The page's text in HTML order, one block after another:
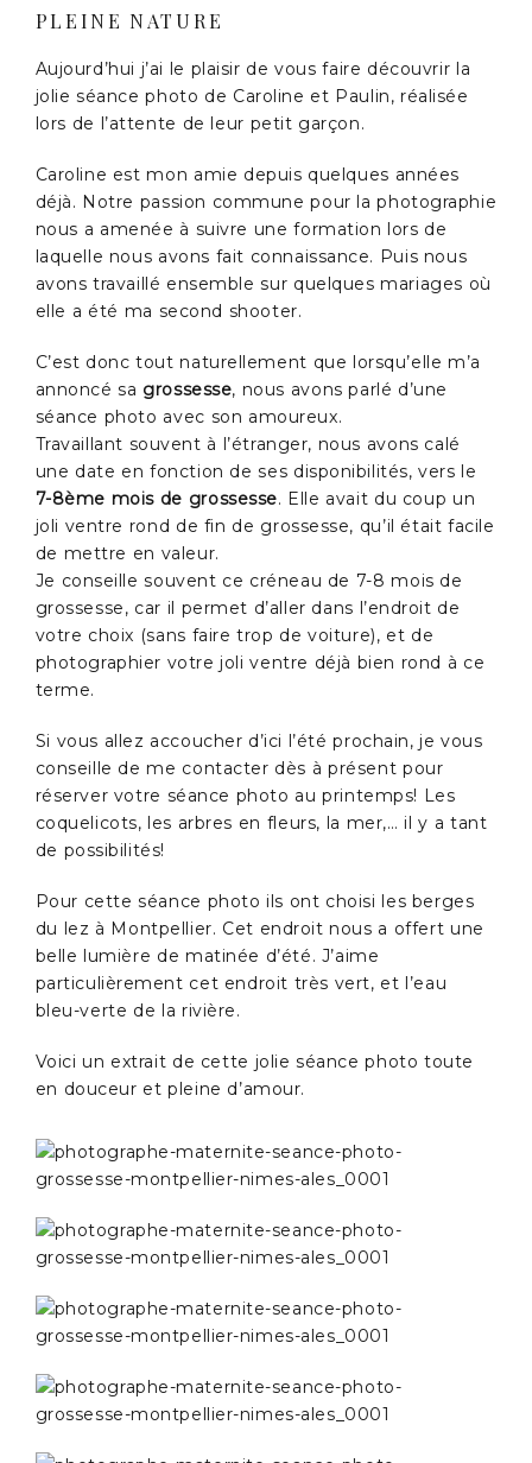
PLEINE NATURE
Aujourd’hui j’ai le plaisir de vous faire découvrir la
jolie séance photo de Caroline et Paulin, réalisée
lors de l’attente de leur petit garçon.
Caroline est mon amie depuis quelques années
déjà. Notre passion commune pour la photographie
nous a amenée à suivre une formation lors de
laquelle nous avons fait connaissance. Puis nous
avons travaillé ensemble sur quelques mariages où
elle a été ma second shooter.
C’est donc tout naturellement que lorsqu’elle m’a
annoncé sa grossesse, nous avons parlé d’une
séance photo avec son amoureux.
Travaillant souvent à l’étranger, nous avons calé
une date en fonction de ses disponibilités, vers le
7-8ème mois de grossesse. Elle avait du coup un
joli ventre rond de fin de grossesse, qu’il était facile
de mettre en valeur.
Je conseille souvent ce créneau de 7-8 mois de
grossesse, car il permet d’aller dans l’endroit de
votre choix (sans faire trop de voiture), et de
photographier votre joli ventre déjà bien rond à ce
terme.
Si vous allez accoucher d’ici l’été prochain, je vous
conseille de me contacter dès à présent pour
réserver votre séance photo au printemps! Les
coquelicots, les arbres en fleurs, la mer,… il y a tant
de possibilités!
Pour cette séance photo ils ont choisi les berges
du lez à Montpellier. Cet endroit nous a offert une
belle lumière de matinée d’été. J’aime
particulièrement cet endroit très vert, et l’eau
bleu-verte de la rivière.
Voici un extrait de cette jolie séance photo toute
en douceur et pleine d’amour.